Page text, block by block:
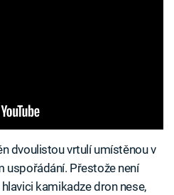
dvoulistou vrtulí umístěnou v
uspořádání. Přestože není
kamikadze dron nese,